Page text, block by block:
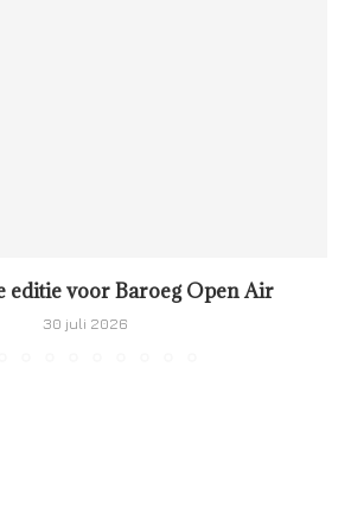
editie voor Baroeg Open Air
30 juli 2026